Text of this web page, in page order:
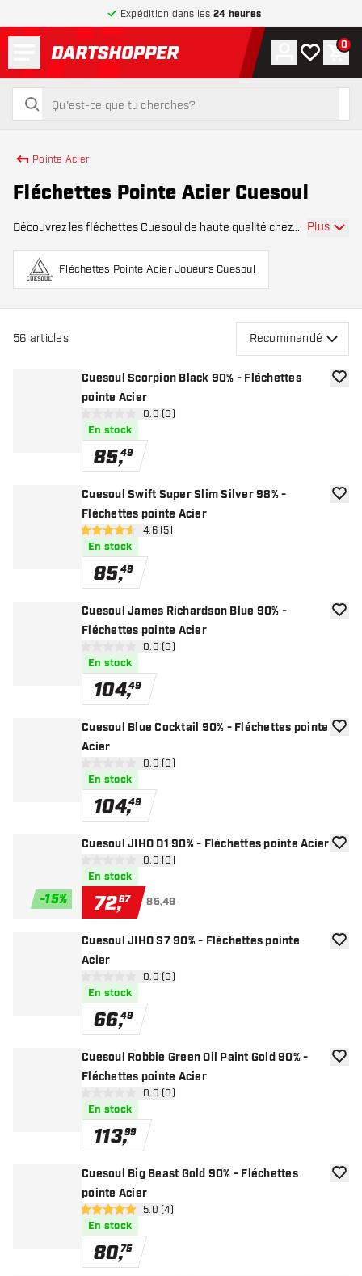
Expédition dans les 24 heures
retour à la page d’accueil
rechercher
rechercher
Compte
Ma liste0
Pointe Acier
Fléchettes Pointe Acier Cuesoul
Découvrez les fléchettes Cuesoul de haute qualité chez
Cuesoul est reconnue pour ses designs innovants et son
excellente qualité de fabrication, ce
Plus
Fléchettes Pointe Acier Joueurs Cuesoul
56 articles Recommandé
Cuesoul Scorpion Black 90% - Fléchettes
pointe Acier
ouvrir le panneau des avis
0 étoiles de notation
0.0 (0)
En stock
85,49
Cuesoul Swift Super Slim Silver 98% -
Fléchettes pointe Acier
ouvrir le panneau des avis
4.6 étoiles de notation
4.6 (5)
En stock
85,49
Cuesoul James Richardson Blue 90% -
Fléchettes pointe Acier
ouvrir le panneau des avis
0 étoiles de notation
0.0 (0)
En stock
104,49
Cuesoul Blue Cocktail 90% - Fléchettes pointe
Acier
ouvrir le panneau des avis
0 étoiles de notation
0.0 (0)
En stock
104,49
-15%
Cuesoul JIHO D1 90% - Fléchettes pointe Acier
ouvrir le panneau des avis
0 étoiles de notation
0.0 (0)
En stock
72,67 85,49
Cuesoul JIHO S7 90% - Fléchettes pointe
Acier
ouvrir le panneau des avis
0 étoiles de notation
0.0 (0)
En stock
66,49
Cuesoul Robbie Green Oil Paint Gold 90% -
Fléchettes pointe Acier
ouvrir le panneau des avis
0 étoiles de notation
0.0 (0)
En stock
113,99
Cuesoul Big Beast Gold 90% - Fléchettes
pointe Acier
ouvrir le panneau des avis
5 étoiles de notation
5.0 (4)
En stock
80,75